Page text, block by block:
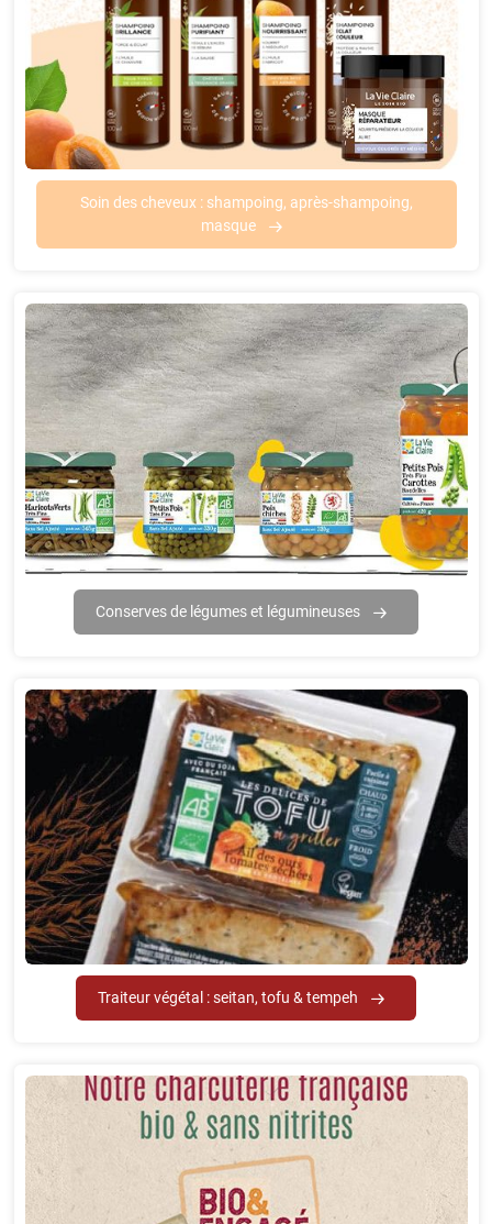
Soin des cheveux : shampoing, après-shampoing,
masque
Conserves de légumes et légumineuses
Traiteur végétal : seitan, tofu & tempeh